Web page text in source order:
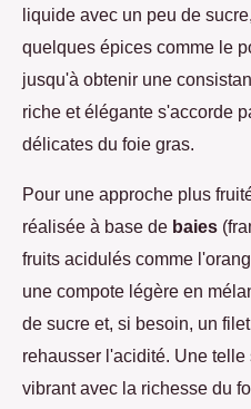
liquide avec un peu de
quelques épices comme le
jusqu'à obtenir une
riche et élégante s'accorde
délicates du foie gras.
Pour une approche plus
réalisée à base de baies
fruits acidulés comme
une compote légère en
de sucre et, si besoin, un
rehausser l'acidité. Une
vibrant avec la richesse du